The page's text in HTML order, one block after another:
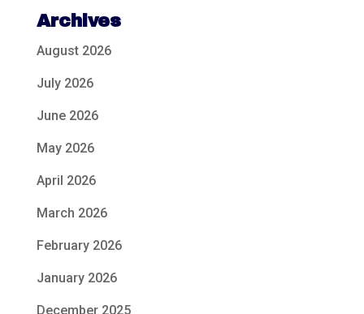
Archives
August 2026
July 2026
June 2026
May 2026
April 2026
March 2026
February 2026
January 2026
December 2025